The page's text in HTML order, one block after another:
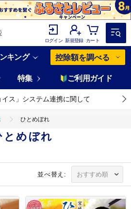
ログイン 新規登録 カート
キング 控除額を調べる
特集 ご利用ガイド
イス」システム連携に関して
ひとめぼれ
とめぼれ
並べ替え: